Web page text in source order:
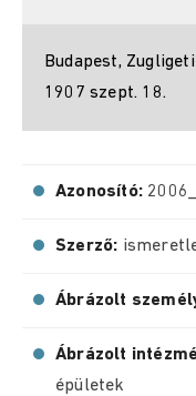
Budapest,
1907 szept. 18.
Azonosító:
Szerző:
Ábrázolt
Ábrázolt
épületek